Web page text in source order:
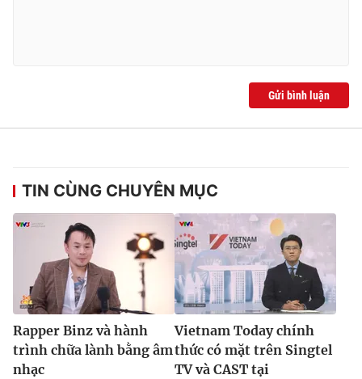
Gửi bình luận
TIN CÙNG CHUYÊN MỤC
Rapper Binz và hành
trình chữa lành bằng âm
nhạc
Vietnam Today chính
thức có mặt trên Singtel
TV và CAST tại